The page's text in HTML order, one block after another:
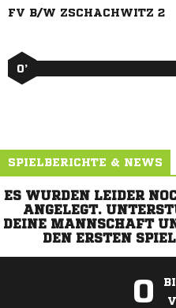
FV B/W ZSCHACHWITZ 2
0’
SPIELBERICHTE & NEWS
ES WURDEN LEIDER
ANGELEGT.
DEINE MANNSCHAFT
DEN ERSTEN
0